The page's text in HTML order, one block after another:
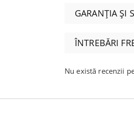
GARANȚIA ȘI
ÎNTREBĂRI
Nu există recenzii